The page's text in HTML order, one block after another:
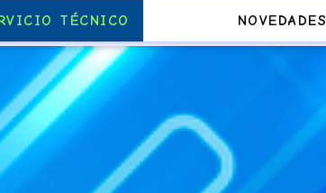
TÉCNICO NOVEDADES